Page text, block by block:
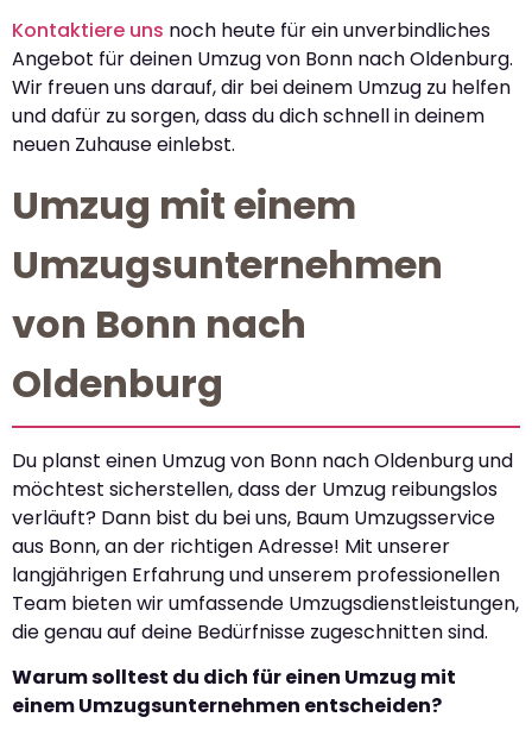
Kontaktiere uns noch heute für ein unverbindliches
Angebot für deinen Umzug von Bonn nach Oldenburg.
Wir freuen uns darauf, dir bei deinem Umzug zu helfen
und dafür zu sorgen, dass du dich schnell in deinem
neuen Zuhause einlebst.
Umzug mit einem
Umzugsunternehmen
von Bonn nach
Oldenburg
Du planst einen Umzug von Bonn nach Oldenburg und
möchtest sicherstellen, dass der Umzug reibungslos
verläuft? Dann bist du bei uns, Baum Umzugsservice
aus Bonn, an der richtigen Adresse! Mit unserer
langjährigen Erfahrung und unserem professionellen
Team bieten wir umfassende Umzugsdienstleistungen,
die genau auf deine Bedürfnisse zugeschnitten sind.
Warum solltest du dich für einen Umzug mit
einem Umzugsunternehmen entscheiden?